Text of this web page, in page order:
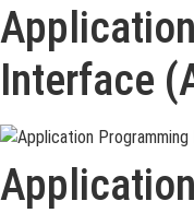
Interface